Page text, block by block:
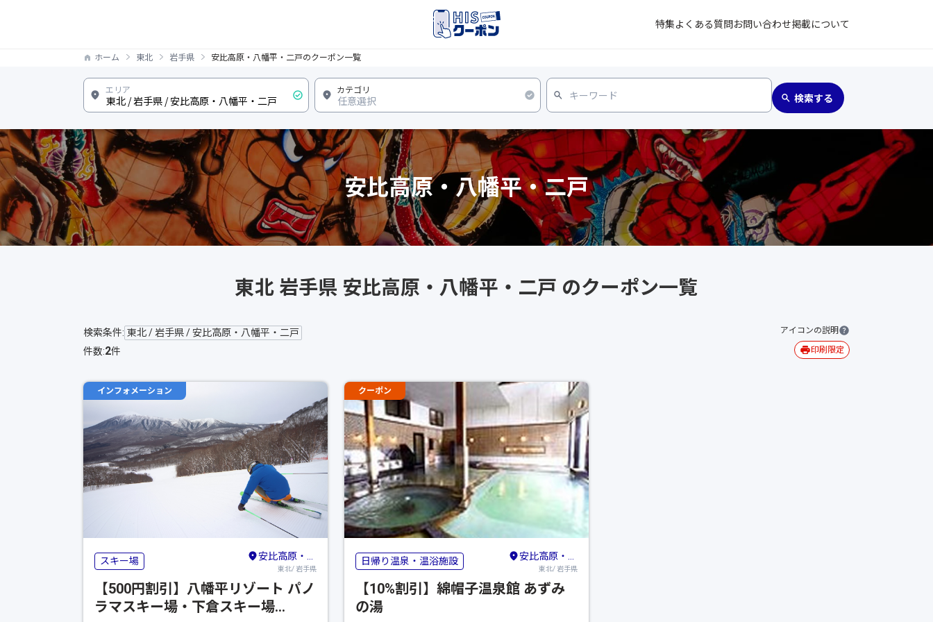
特集よくある質問お問い合わせ掲載について
ホーム 東北 岩手県 安比高原・八幡平・二戸のクーポン一覧
安比高原・八幡平・二戸
東北 岩手県 安比高原・八幡平・二戸 のクーポン一覧
検索条件: 東北 / 岩手県 / 安比高原・八幡平・二戸
件数:2件
アイコンの説明
印刷限定
インフォメーション
スキー場 安比高原・八幡平・二戸
東北/ 岩手県
【500円割引】八幡平リゾート パノ
ラマスキー場・下倉スキー場
クーポン
日帰り温泉・温浴施設 安比高原・八幡平・二戸
東北/ 岩手県
【10%割引】綿帽子温泉館 あずみ
の湯